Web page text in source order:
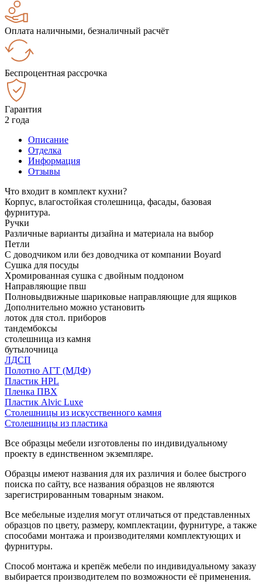
Оплата наличными, безналичный расчёт
Беспроцентная рассрочка
Гарантия
2 года
Описание
Отделка
Информация
Отзывы
Что входит в комплект кухни?
Корпус, влагостойкая столешница, фасады, базовая
фурнитура.
Ручки
Различные варианты дизайна и материала на выбор
Петли
С доводчиком или без доводчика от компании Boyard
Сушка для посуды
Хромированная сушка с двойным поддоном
Направляющие пвш
Полновыдвижные шариковые направляющие для ящиков
Дополнительно можно установить
лоток для стол. приборов
тандембоксы
столешница из камня
бутылочница
ЛДСП
Полотно АГТ (МДФ)
Пластик HPL
Пленка ПВХ
Пластик Alvic Luxe
Столешницы из искусственного камня
Столешницы из пластика
Все образцы мебели изготовлены по индивидуальному
проекту в единственном экземпляре.
Образцы имеют названия для их различия и более быстрого
поиска по сайту, все названия образцов не являются
зарегистрированным товарным знаком.
Все мебельные изделия могут отличаться от представленных
образцов по цвету, размеру, комплектации, фурнитуре, а также
способами монтажа и производителями комплектующих и
фурнитуры.
Способ монтажа и крепёж мебели по индивидуальному заказу
выбирается производителем по возможности её применения.